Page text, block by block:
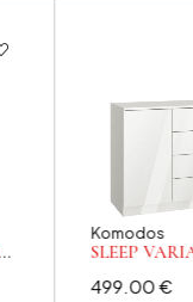
Komodos
SLEEP
spalvos
499.00€